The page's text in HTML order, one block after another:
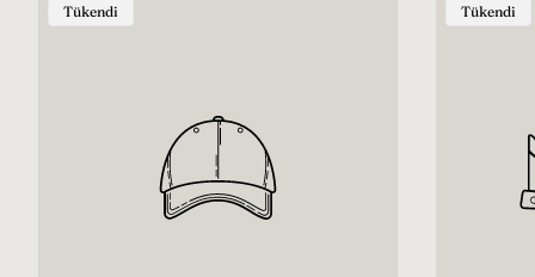
Ürün
Etiketi:
Tükendi
Ürün
Etiketi:
Tükendi